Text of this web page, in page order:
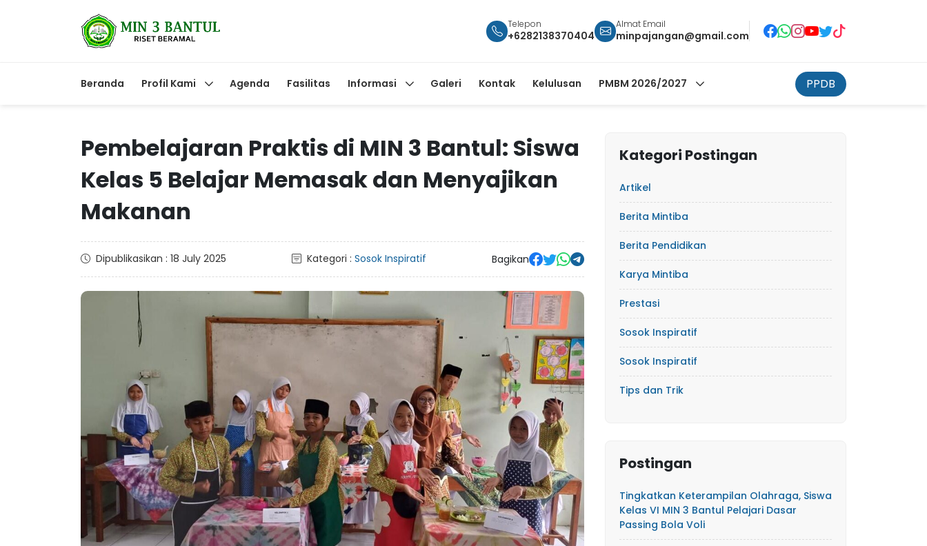
Telepon
+6282138370404
Almat Email
minpajangan@gmail.com
Beranda Profil Kami Agenda Fasilitas Informasi Galeri Kontak Kelulusan PMBM 2026/2027 PPDB
Pembelajaran Praktis di MIN 3 Bantul: Siswa
Kelas 5 Belajar Memasak dan Menyajikan
Makanan
Dipublikasikan : 18 July 2025 Kategori : Sosok Inspiratif Bagikan
Kategori Postingan
Artikel
Berita Mintiba
Berita Pendidikan
Karya Mintiba
Prestasi
Sosok Inspiratif
Sosok Inspiratif
Tips dan Trik
Postingan
Tingkatkan Keterampilan Olahraga, Siswa
Kelas VI MIN 3 Bantul Pelajari Dasar
Passing Bola Voli